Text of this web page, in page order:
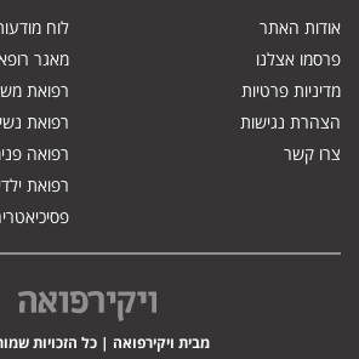
אודות האתר
פרסמו אצלנו
מדיניות פרטיות
הצהרת נגישות
צרו קשר
לוח
מאגר
רפואת
רפואת
רפואה
רפואת
מבית ויקירפואה | כל הזכויות